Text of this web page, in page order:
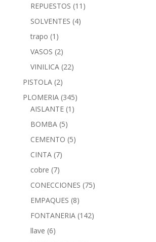
REPUESTOS (11)
SOLVENTES (4)
trapo (1)
VASOS (2)
VINILICA (22)
PISTOLA (2)
PLOMERIA (345)
AISLANTE (1)
BOMBA (5)
CEMENTO (5)
CINTA (7)
cobre (7)
CONECCIONES (75)
EMPAQUES (8)
FONTANERIA (142)
llave (6)